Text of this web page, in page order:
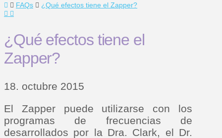
Home
FAQs ¿Qué efectos tiene el Zapper?
¿Qué efectos tiene el
Zapper?
18. octubre 2015
El Zapper puede utilizarse con los
programas de frecuencias de
desarrollados por la Dra. Clark, el Dr.